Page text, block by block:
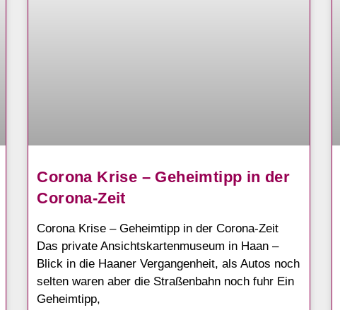
Corona Krise – Geheimtipp in der
Corona-Zeit
Corona Krise – Geheimtipp in der Corona-Zeit
Das private Ansichtskartenmuseum in Haan –
Blick in die Haaner Vergangenheit, als Autos noch
selten waren aber die Straßenbahn noch fuhr Ein
Geheimtipp,